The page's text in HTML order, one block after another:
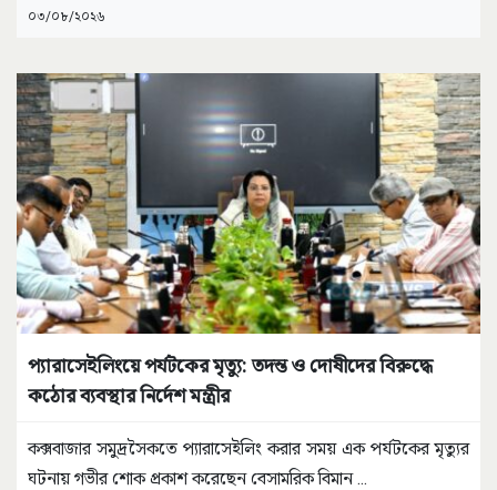
০৩/০৮/২০২৬
প্যারাসেইলিংয়ে পর্যটকের মৃত্যু: তদন্ত ও দোষীদের বিরুদ্ধে
কঠোর ব্যবস্থার নির্দেশ মন্ত্রীর
কক্সবাজার সমুদ্রসৈকতে প্যারাসেইলিং করার সময় এক পর্যটকের মৃত্যুর
ঘটনায় গভীর শোক প্রকাশ করেছেন বেসামরিক বিমান ...